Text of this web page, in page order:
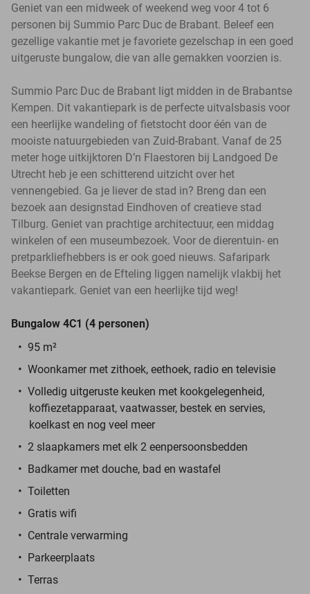
Geniet van een midweek of weekend weg voor 4 tot 6
personen bij Summio Parc Duc de Brabant. Beleef een
gezellige vakantie met je favoriete gezelschap in een goed
uitgeruste bungalow, die van alle gemakken voorzien is.
Summio Parc Duc de Brabant ligt midden in de Brabantse
Kempen. Dit vakantiepark is de perfecte uitvalsbasis voor
een heerlijke wandeling of fietstocht door één van de
mooiste natuurgebieden van Zuid-Brabant. Vanaf de 25
meter hoge uitkijktoren D’n Flaestoren bij Landgoed De
Utrecht heb je een schitterend uitzicht over het
vennengebied. Ga je liever de stad in? Breng dan een
bezoek aan designstad Eindhoven of creatieve stad
Tilburg. Geniet van prachtige architectuur, een middag
winkelen of een museumbezoek. Voor de dierentuin- en
pretparkliefhebbers is er ook goed nieuws. Safaripark
Beekse Bergen en de Efteling liggen namelijk vlakbij het
vakantiepark. Geniet van een heerlijke tijd weg!
Bungalow 4C1 (4 personen)
95 m²
Woonkamer met zithoek, eethoek, radio en televisie
Volledig uitgeruste keuken met kookgelegenheid,
koffiezetapparaat, vaatwasser, bestek en servies,
koelkast en nog veel meer
2 slaapkamers met elk 2 eenpersoonsbedden
Badkamer met douche, bad en wastafel
Toiletten
Gratis wifi
Centrale verwarming
Parkeerplaats
Terras